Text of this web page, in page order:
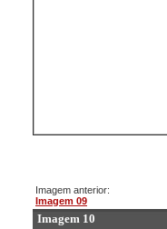
Imagem anterior:
Imagem 09
Imagem 10